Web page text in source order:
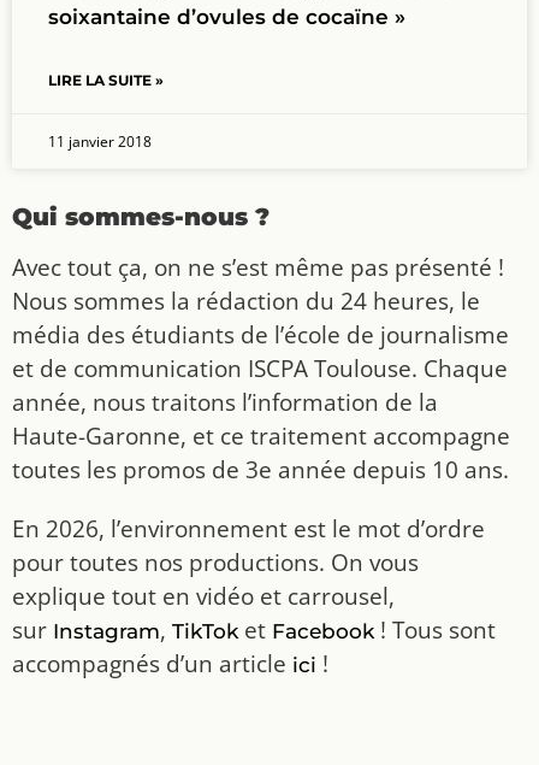
soixantaine d’ovules de cocaïne »
LIRE LA SUITE »
11 janvier 2018
Qui sommes-nous ?
Avec tout ça, on ne s’est même pas présenté !
Nous sommes la rédaction du 24 heures, le
média des étudiants de l’école de journalisme
et de communication ISCPA Toulouse. Chaque
année, nous traitons l’information de la
Haute-Garonne, et ce traitement accompagne
toutes les promos de 3e année depuis 10 ans.
En 2026, l’environnement est le mot d’ordre
pour toutes nos productions. On vous
explique tout en vidéo et carrousel,
sur Instagram, TikToket Facebook! Tous sont
accompagnés d’un article ici !